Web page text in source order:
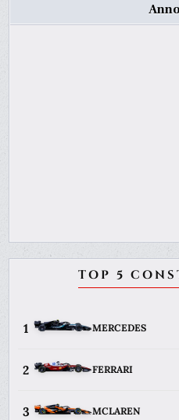
TOP 5
1 MERCEDES
2 FERRARI
3 MCLAREN